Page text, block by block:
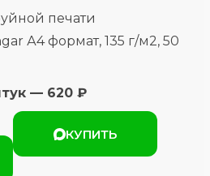
печати
А4 формат, 135 г/м2, 50
— 620 ₽
КУПИТЬ